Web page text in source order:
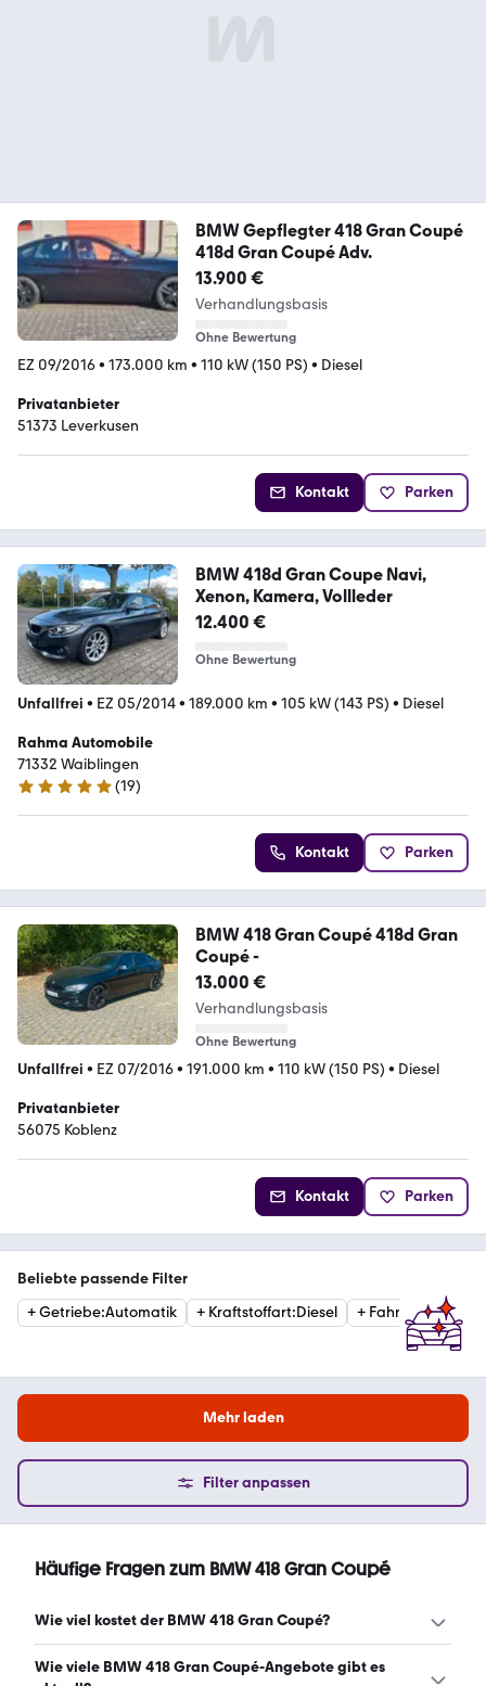
BMW Gepflegter 418 Gran Coupé
418d Gran Coupé Adv.
13.900 €
Verhandlungsbasis
Ohne Bewertung
EZ 09/2016• 173.000 km • 110 kW (150 PS) • Diesel
Privatanbieter
51373 Leverkusen
Kontakt Parken
BMW 418d Gran Coupe Navi,
Xenon, Kamera, Vollleder
12.400 €
Ohne Bewertung
Unfallfrei • EZ 05/2014• 189.000 km • 105 kW (143 PS) • Diesel
Rahma Automobile
71332 Waiblingen
5 Sterne
(19)
Kontakt Parken
BMW 418 Gran Coupé 418d Gran
Coupé -
13.000 €
Verhandlungsbasis
Ohne Bewertung
Unfallfrei • EZ 07/2016• 191.000 km • 110 kW (150 PS) • Diesel
Privatanbieter
56075 Koblenz
Kontakt Parken
Beliebte passende Filter
+Getriebe:Automatik + Kraftstoffart:Diesel +
Mehr laden
Filter anpassen
Häufige Fragen zum BMW 418 Gran Coupé
Wie viel kostet der BMW 418 Gran Coupé?
Ein guter Preis für einen BMW 418 Gran Coupé liegt
Wie viele BMW 418 Gran Coupé-Angebote gibt es